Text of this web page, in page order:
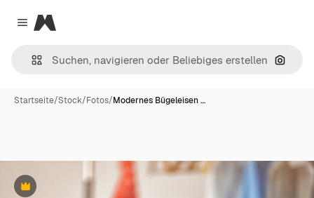
Close menu
Magnific
Nach
Startseite/Stock/Fotos/Modernes Bügeleisen …
Premium